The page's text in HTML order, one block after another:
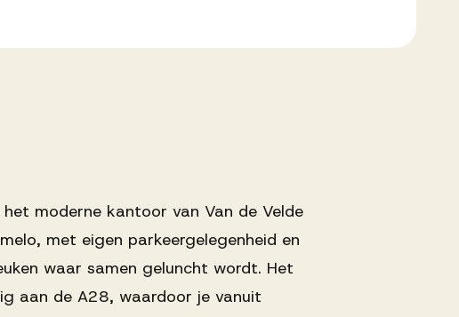
moderne kantoor van Van de Velde
met eigen parkeergelegenheid en
waar samen geluncht wordt. Het
aan de A28, waardoor je vanuit